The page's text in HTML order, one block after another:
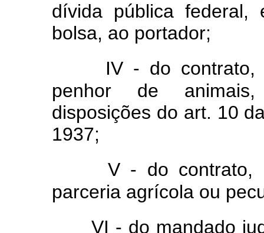
dívida pública federal,
bolsa, ao portador;
IV - do contrato,
penhor de
disposições do art. 10
1937;
V - do contrato,
parceria agrícola ou
VI - do mandado